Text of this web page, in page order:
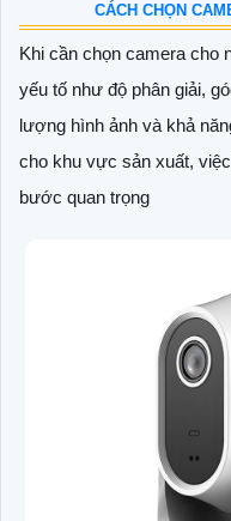
CÁCH CHỌN
Khi cần chọn camera cho
yếu tố như độ phân giải,
lượng hình ảnh và khả
cho khu vực sản xuất,
bước quan trọng